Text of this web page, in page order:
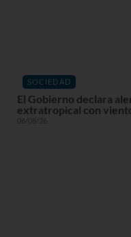
SOCIEDAD
El Gobierno declara
extratropical con
06/08/26